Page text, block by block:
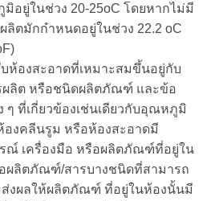
ยู่ในช่วง 20-25oC โดยหากไม่มี
ตมักกำหนดอยู่ในช่วง 22.2 oC
ห้องสะอาดที่เหมาะสมขึ้นอยู่กับ
ผลิต หรือชนิดผลิตภัณฑ์ และข้อ
ๆ ที่เกี่ยวข้องเช่นเดียวกับอุณหภูมิ
องคลีนรูม หรือห้องสะอาดมี
ณ์ เครื่องมือ หรือผลิตภัณฑ์ที่อยู่ใน
ผลิตภัณฑ์/สารบางชนิดที่สามารถ
ส่งผลให้ผลิตภัณฑ์ ที่อยู่ในห้องนั้นมี